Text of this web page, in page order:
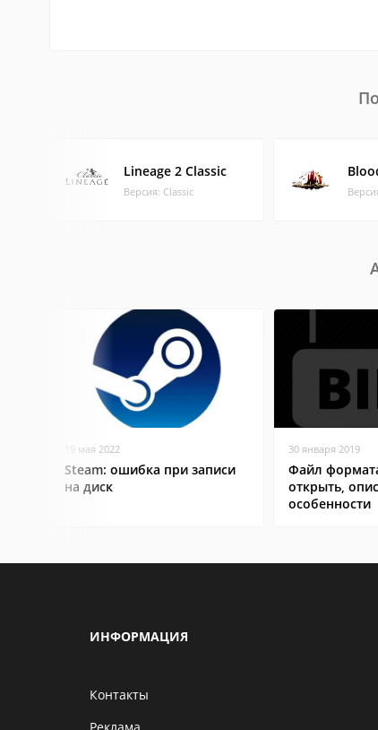
Lineage 2 Classic
Версия: Classic
19 мая 2022
Steam: ошибка при записи
на диск
30 января 2019
Файл
открыть,
особенности
ИНФОРМАЦИЯ
Контакты